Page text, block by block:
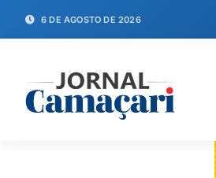
6 DE AGOSTO DE 2026